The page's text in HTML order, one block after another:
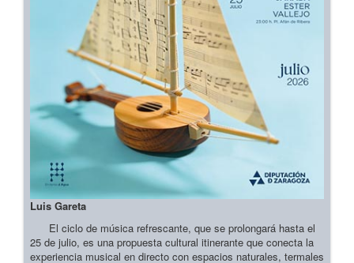
Luis Gareta
El ciclo de música refrescante, que se prolongará hasta el
25 de julio, es una propuesta cultural itinerante que conecta la
experiencia musical en directo con espacios naturales, termales